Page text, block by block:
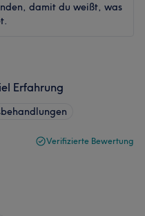
damit du weißt, was
Erfahrung
Verifizierte Bewertung